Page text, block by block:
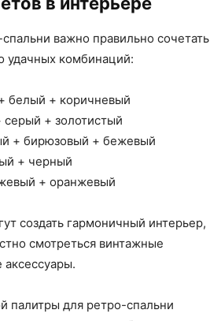
важно правильно сочетать
удачных комбинаций:
белый + коричневый
+ золотистый
+ бирюзовый + бежевый
+ черный
+ оранжевый
создать гармоничный интерьер,
смотреться винтажные
аксессуары.
палитры для ретро-спальни